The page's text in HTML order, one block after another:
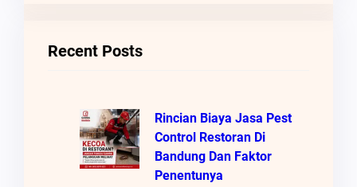
Recent Posts
Rincian Biaya Jasa Pest
Control Restoran Di
Bandung Dan Faktor
Penentunya